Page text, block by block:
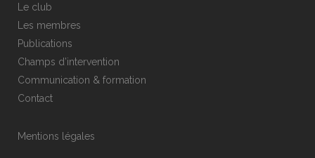
Le club
Les membres
Publications
Champs d’intervention
Communication & formation
Contact
Mentions légales